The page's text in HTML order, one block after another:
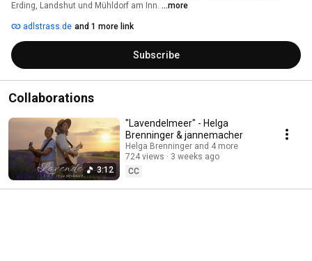
Erding, Landshut und Mühldorf am Inn. ...more
adlstrass.de and 1 more link
Subscribe
Collaborations
3:12
"Lavendelmeer" - Helga
Brenninger & jannemacher
Helga Brenninger and 4 more
724 views
3 weeks ago
CC